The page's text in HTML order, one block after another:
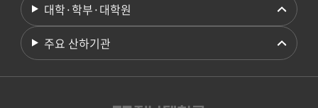
대학·학부·대학원
주요 산하기관